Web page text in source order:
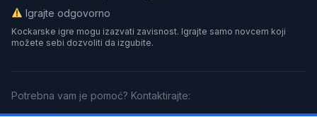
Igrajte odgovorno
Kockarske igre mogu izazvati zavisnost. Igrajte samo novcem koji
možete sebi dozvoliti da izgubite.
Potrebna vam je pomoć? Kontaktirajte: